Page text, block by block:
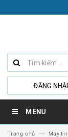
ĐĂNG
MENU
Trang chủ Máy